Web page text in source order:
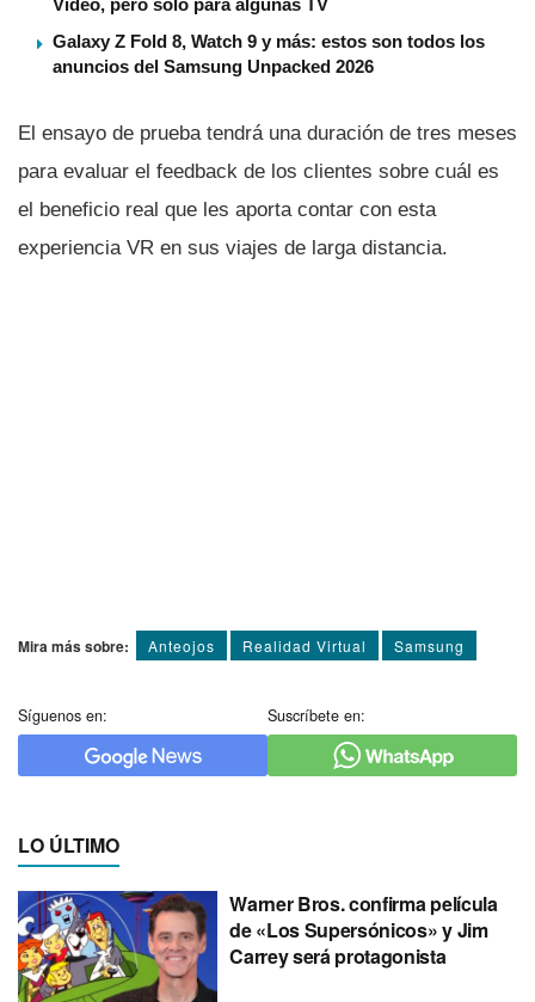
Video, pero solo para algunas TV
Galaxy Z Fold 8, Watch 9 y más: estos son todos los
anuncios del Samsung Unpacked 2026
El ensayo de prueba tendrá una duración de tres meses
para evaluar el feedback de los clientes sobre cuál es
el beneficio real que les aporta contar con esta
experiencia VR en sus viajes de larga distancia.
Mira más sobre: Anteojos Realidad Virtual Samsung
Síguenos en: Suscríbete en:
LO ÚLTIMO
Warner Bros. confirma película
de «Los Supersónicos» y Jim
Carrey será protagonista